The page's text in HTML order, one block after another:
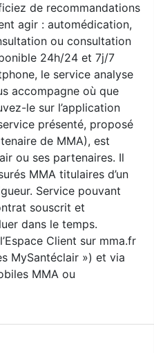
de recommandations
agir : automédication,
ou consultation
24h/24 et 7j/7
le service analyse
accompagne où que
le sur l’application
présenté, proposé
de MMA), est
ou ses partenaires. Il
MMA titulaires d’un
Service pouvant
souscrit et
dans le temps.
Client sur mma.fr
MySantéclair ») et via
MMA ou